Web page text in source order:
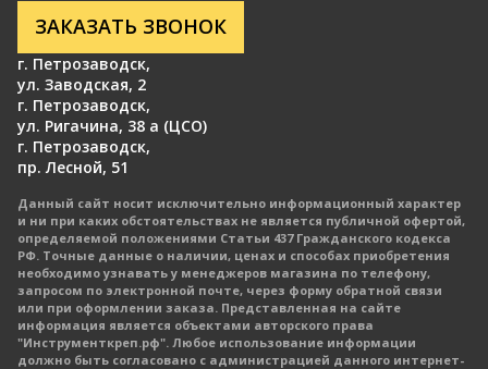
г. Петрозаводск,
ул. Заводская, 2
г. Петрозаводск,
ул. Ригачина, 38 а (ЦСО)
г. Петрозаводск,
пр. Лесной, 51
ЗАКАЗАТЬ ЗВОНОК
Данный сайт носит исключительно информационный характер
и ни при каких обстоятельствах не является публичной офертой,
определяемой положениями Статьи 437 Гражданского кодекса
РФ. Точные данные о наличии, ценах и способах приобретения
необходимо узнавать у менеджеров магазина по телефону,
запросом по электронной почте, через форму обратной связи
или при оформлении заказа. Представленная на сайте
информация является объектами авторского права
"Инструменткреп.рф". Любое использование информации
должно быть согласовано с администрацией данного интернет-